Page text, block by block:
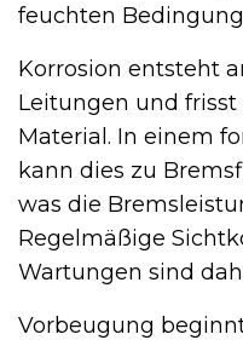
feuchten
Korrosion entsteht
Leitungen und
Material. In einem
kann dies zu
was die
Regelmäßige
Wartungen sind
Vorbeugung